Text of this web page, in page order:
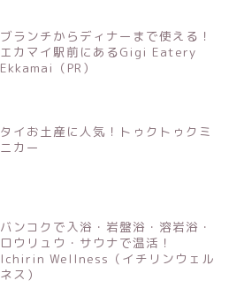
ブランチからディナーまで使える！
エカマイ駅前にあるGigi Eatery
Ekkamai（PR）
タイお土産に人気！トゥクトゥクミ
ニカー
バンコクで入浴・岩盤浴・溶岩浴・
ロウリュウ・サウナで温活！
Ichirin Wellness（イチリンウェル
ネス）